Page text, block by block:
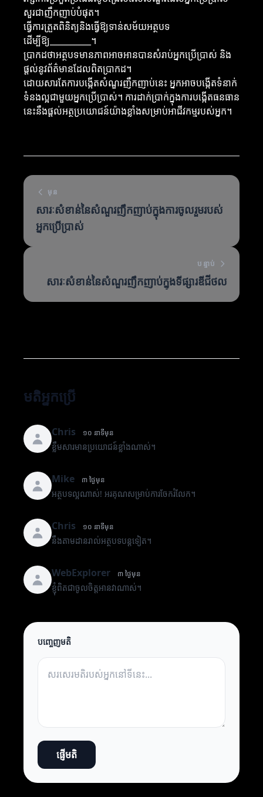
សួរជាញឹកញាប់បំផុត។
ធ្វើការត្រួតពិនិត្យនិងធ្វើឱ្យទាន់សម័យអត្ថបទ
ដើម្បីឱ្យ__________។
ប្រាកដថាអត្ថបទមានភាពអាចអានបានសំរាប់អ្នកប្រើប្រាស់ និង
ផ្តល់នូវព័ត៌មានដែលពិតប្រាកដ។
ដោយសារតែការបង្កើតសំណួរញឹកញាប់នេះ អ្នកអាចបង្កើតទំនាក់
ទំនងល្អជាមួយអ្នកប្រើប្រាស់។ ការដាក់ប្រាក់ក្នុងការបង្កើតធនធាន
នេះនឹងផ្តល់អត្ថប្រយោជន៍យ៉ាងខ្លាំងសម្រាប់អាជីវកម្មរបស់អ្នក។
មុន
សារៈសំខាន់នៃសំណួរញឹកញាប់ក្នុងការចូលរួមរបស់
អ្នកប្រើប្រាស់
បន្ទាប់
សារៈសំខាន់នៃសំណួរញឹកញាប់ក្នុងទីផ្សារឌីជីថល
មតិអ្នកប្រើ
Chris ១០ នាទីមុន
ខ្លឹមសារមានប្រយោជន៍ខ្លាំងណាស់។
Mike ៣ ថ្ងៃមុន
អត្ថបទល្អណាស់! អរគុណសម្រាប់ការចែករំលែក។
Chris ១០ នាទីមុន
នឹងតាមដានរាល់អត្ថបទបន្តទៀត។
WebExplorer ៣ ថ្ងៃមុន
ខ្ញុំពិតជាចូលចិត្តអានវាណាស់។
បញ្ចេញមតិ
ផ្ញើមតិ